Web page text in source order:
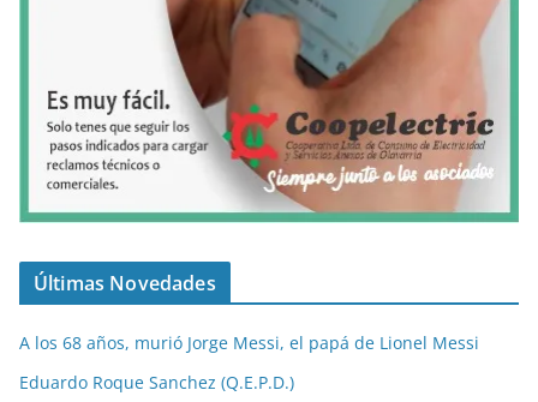
Últimas Novedades
A los 68 años, murió Jorge Messi, el papá de Lionel Messi
Eduardo Roque Sanchez (Q.E.P.D.)